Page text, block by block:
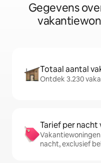
Gegevens
Totaal aantal
Ontdek 3.230
Tarief per nacht
Vakantiewoningen
nacht, exclusief